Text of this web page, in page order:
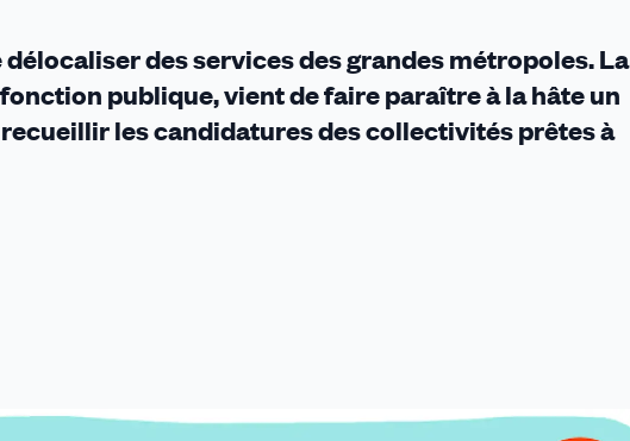
des services des grandes métropoles. La
publique, vient de faire paraître à la hâte un
recueillir les candidatures des collectivités prêtes à